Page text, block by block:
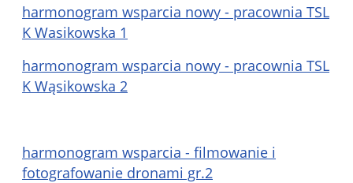
harmonogram wsparcia nowy - pracownia TSL
K Wasikowska 1
harmonogram wsparcia nowy - pracownia TSL
K Wąsikowska 2
harmonogram wsparcia - filmowanie i
fotografowanie dronami gr.2